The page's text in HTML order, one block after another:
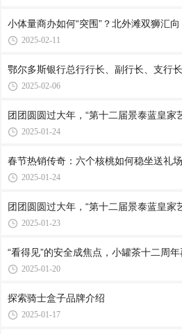
小体量商办如何“突围”？北外滩双狮汇
2025-02-11
鄂尔多斯银行总行行长、副行长、支行
2025-02-06
团团圆圆过大年，“第十二届景泰蓝皇家
2025-01-24
春节热销传奇：六个核桃如何稳坐送礼
2025-01-24
团团圆圆过大年，“第十二届景泰蓝皇家
2025-01-23
“看得见”的安全成焦点，小罐茶十二周
2025-01-20
探索骑士盒子品牌介绍
2025-01-17